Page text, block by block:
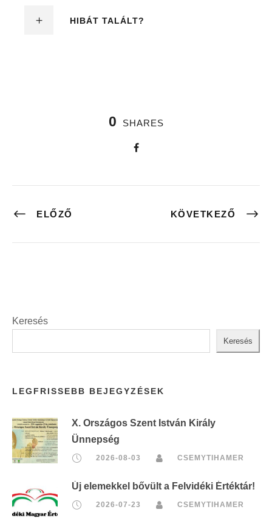
HIBÁT TALÁLT?
0 SHARES
ELŐZŐ KÖVETKEZŐ
Keresés
Keresés
LEGFRISSEBB BEJEGYZÉSEK
X. Országos Szent István Király
Ünnepség
2026-08-03 CSEMYTIHAMER
Új elemekkel bővült a Felvidéki Értéktár!
2026-07-23 CSEMYTIHAMER